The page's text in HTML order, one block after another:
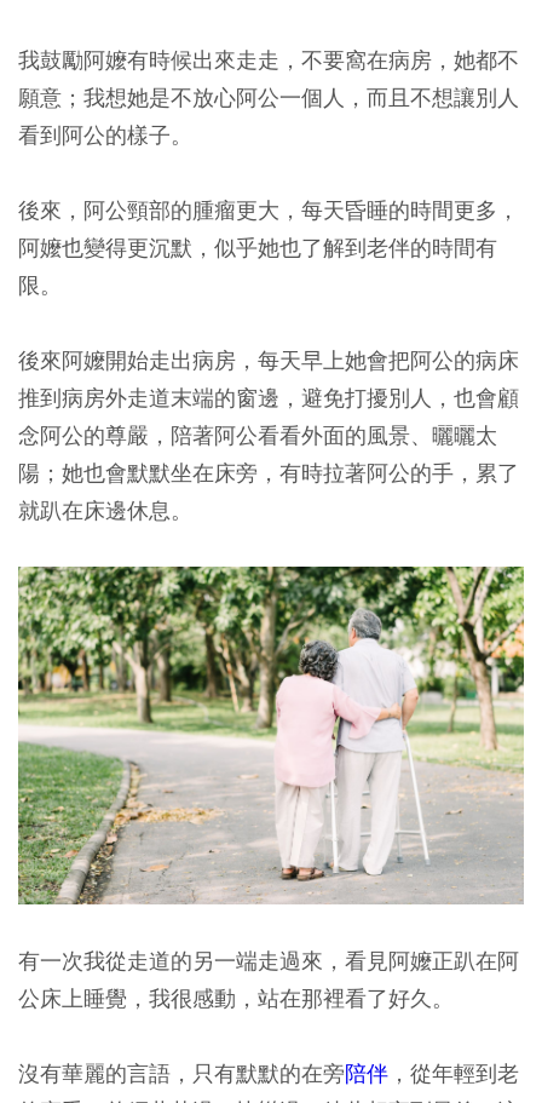
我鼓勵阿嬤有時候出來走走，不要窩在病房，她都不
願意；我想她是不放心阿公一個人，而且不想讓別人
看到阿公的樣子。
後來，阿公頸部的腫瘤更大，每天昏睡的時間更多，
阿嬤也變得更沉默，似乎她也了解到老伴的時間有
限。
後來阿嬤開始走出病房，每天早上她會把阿公的病床
推到病房外走道末端的窗邊，避免打擾別人，也會顧
念阿公的尊嚴，陪著阿公看看外面的風景、曬曬太
陽；她也會默默坐在床旁，有時拉著阿公的手，累了
就趴在床邊休息。
有一次我從走道的另一端走過來，看見阿嬤正趴在阿
公床上睡覺，我很感動，站在那裡看了好久。
沒有華麗的言語，只有默默的在旁陪伴 ，從年輕到老